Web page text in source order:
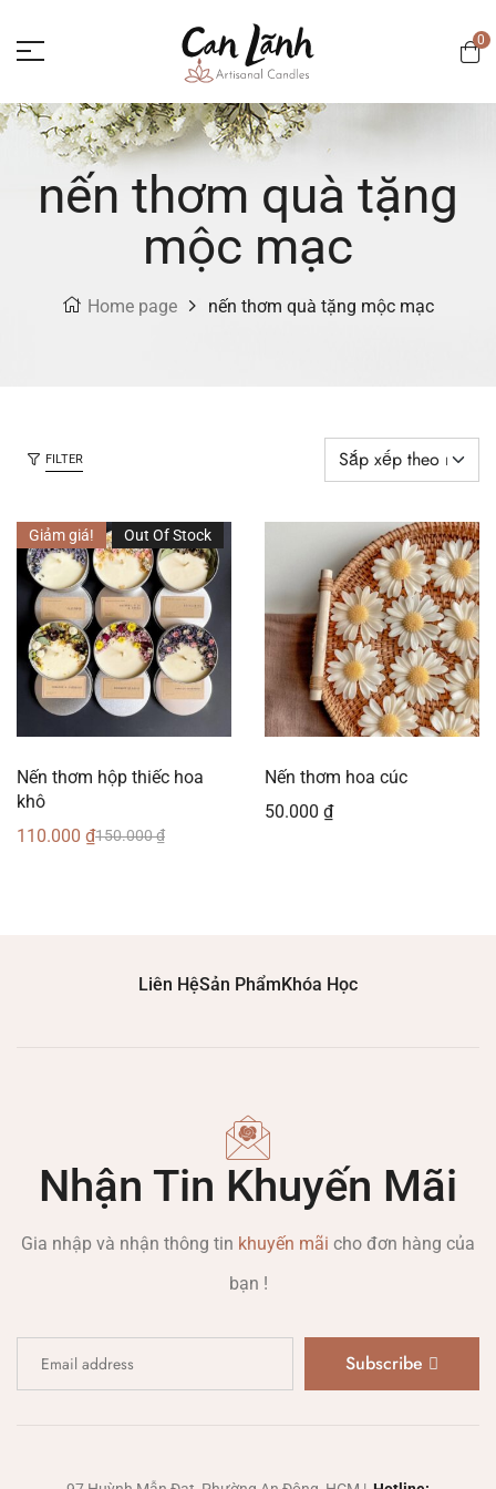
0
nến thơm quà tặng
mộc mạc
Home page nến thơm quà tặng mộc mạc
FILTER
Giảm giá! Out Of Stock
Nến thơm hộp thiếc hoa
khô
150.000₫
110.000 ₫
Nến thơm hoa cúc
50.000 ₫
Liên HệSản PhẩmKhóa Học
Nhận Tin Khuyến Mãi
Gia nhập và nhận thông tin khuyến mãi cho đơn hàng của
bạn !
Subscribe